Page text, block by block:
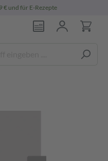
€ und für E-Rezepte